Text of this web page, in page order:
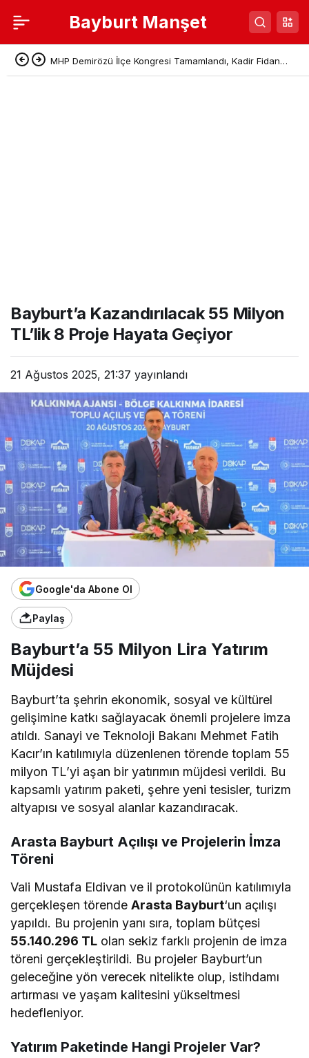
Bayburt Manşet
MHP Demirözü İlçe Kongresi Tamamlandı, Kadir Fidan
Bayburt’a Kazandırılacak 55 Milyon
TL’lik 8 Proje Hayata Geçiyor
21 Ağustos 2025, 21:37 yayınlandı
Google'da Abone Ol
Paylaş
Bayburt’a 55 Milyon Lira Yatırım
Müjdesi
Bayburt’ta şehrin ekonomik, sosyal ve kültürel
gelişimine katkı sağlayacak önemli projelere imza
atıldı. Sanayi ve Teknoloji Bakanı Mehmet Fatih
Kacır’ın katılımıyla düzenlenen törende toplam 55
milyon TL’yi aşan bir yatırımın müjdesi verildi. Bu
kapsamlı yatırım paketi, şehre yeni tesisler, turizm
altyapısı ve sosyal alanlar kazandıracak.
Arasta Bayburt Açılışı ve Projelerin İmza
Töreni
Vali Mustafa Eldivan ve il protokolünün katılımıyla
gerçekleşen törendeArasta Bayburt‘un açılışı
yapıldı. Bu projenin yanı sıra, toplam bütçesi
55.140.296 TL olan sekiz farklı projenin de imza
töreni gerçekleştirildi. Bu projeler Bayburt’un
geleceğine yön verecek nitelikte olup, istihdamı
artırması ve yaşam kalitesini yükseltmesi
hedefleniyor.
Yatırım Paketinde Hangi Projeler Var?